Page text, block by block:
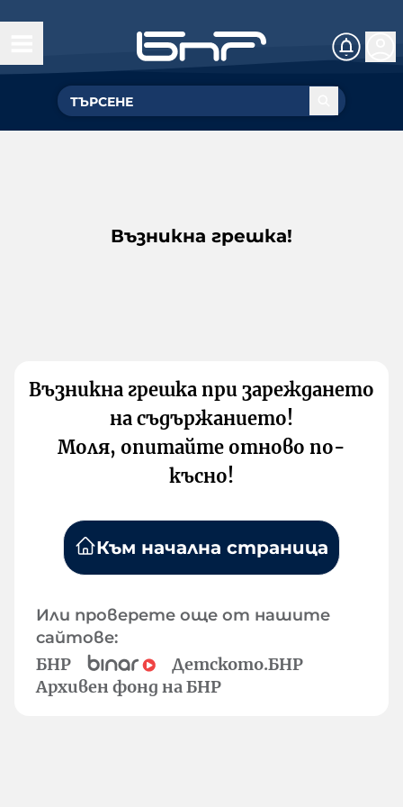
Възникна грешка!
Възникна грешка при зареждането
на съдържанието!
Моля, опитайте отново по-
късно!
Към начална страница
Или проверете още от нашите
сайтове:
БНР
Детското.БНР
Архивен фонд на БНР